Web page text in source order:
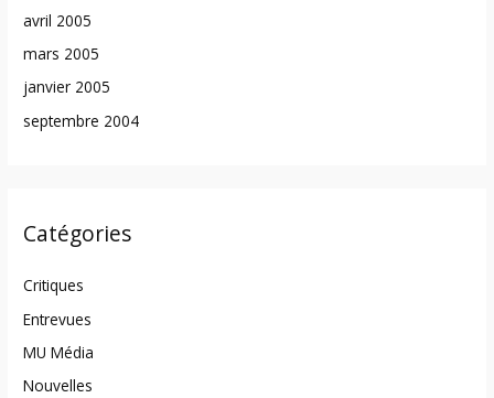
avril 2005
mars 2005
janvier 2005
septembre 2004
Catégories
Critiques
Entrevues
MU Média
Nouvelles